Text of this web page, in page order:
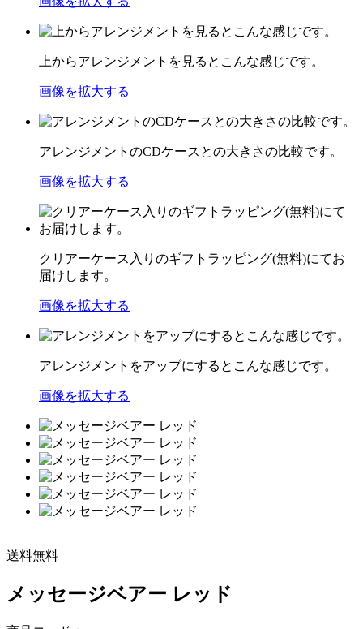
上からアレンジメントを見るとこんな感じです。
画像を拡大する
アレンジメントのCDケースとの大きさの比較です。
画像を拡大する
クリアーケース入りのギフトラッピング(無料)にてお
届けします。
画像を拡大する
アレンジメントをアップにするとこんな感じです。
画像を拡大する
送料無料
メッセージベアー レッド